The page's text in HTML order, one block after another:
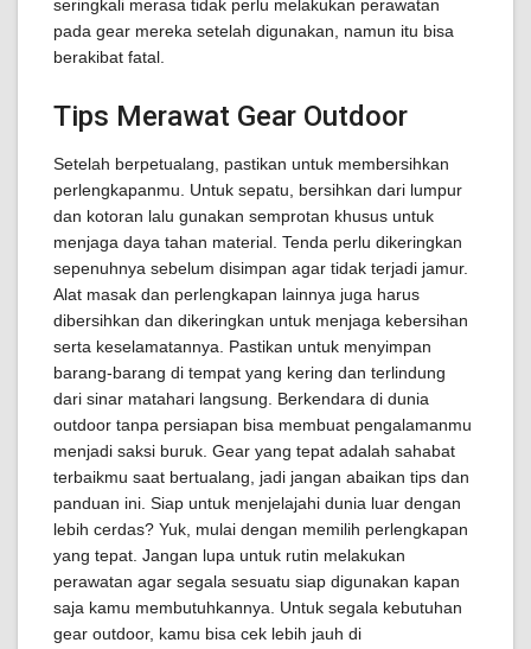
seringkali merasa tidak perlu melakukan perawatan
pada gear mereka setelah digunakan, namun itu bisa
berakibat fatal.
Tips Merawat Gear Outdoor
Setelah berpetualang, pastikan untuk membersihkan
perlengkapanmu. Untuk sepatu, bersihkan dari lumpur
dan kotoran lalu gunakan semprotan khusus untuk
menjaga daya tahan material. Tenda perlu dikeringkan
sepenuhnya sebelum disimpan agar tidak terjadi jamur.
Alat masak dan perlengkapan lainnya juga harus
dibersihkan dan dikeringkan untuk menjaga kebersihan
serta keselamatannya. Pastikan untuk menyimpan
barang-barang di tempat yang kering dan terlindung
dari sinar matahari langsung. Berkendara di dunia
outdoor tanpa persiapan bisa membuat pengalamanmu
menjadi saksi buruk. Gear yang tepat adalah sahabat
terbaikmu saat bertualang, jadi jangan abaikan tips dan
panduan ini. Siap untuk menjelajahi dunia luar dengan
lebih cerdas? Yuk, mulai dengan memilih perlengkapan
yang tepat. Jangan lupa untuk rutin melakukan
perawatan agar segala sesuatu siap digunakan kapan
saja kamu membutuhkannya. Untuk segala kebutuhan
gear outdoor, kamu bisa cek lebih jauh di